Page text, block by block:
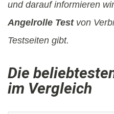
und darauf informieren
Angelrolle Testvon
Testseiten gibt.
Die
im Vergleich